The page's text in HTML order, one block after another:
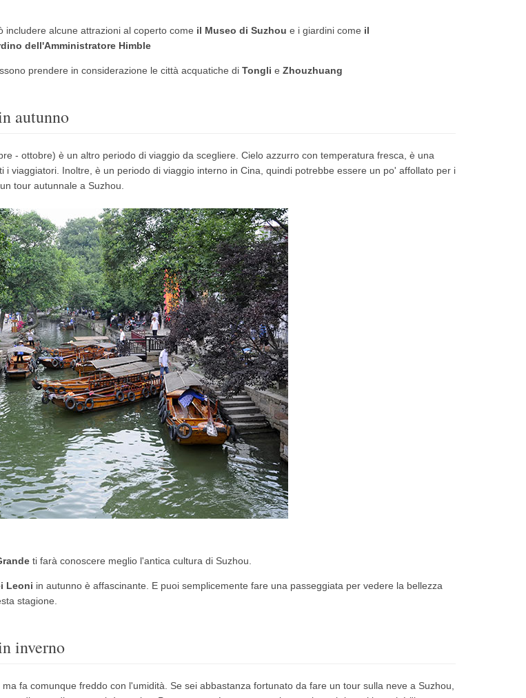
includere alcune attrazioni al coperto come il Museo di Suzhou e i giardini come il
dell'Amministratore Himble
prendere in considerazione le città acquatiche diTongli e Zhouzhuang
autunno
- ottobre) è un altro periodo di viaggio da scegliere. Cielo azzurro con temperatura fresca, è una
i viaggiatori. Inoltre, è un periodo di viaggio interno in Cina, quindi potrebbe essere un po' affollato per i
tour autunnale a Suzhou.
ti farà conoscere meglio l'antica cultura di Suzhou.
Leoni in autunno è affascinante. E puoi semplicemente fare una passeggiata per vedere la bellezza
stagione.
inverno
fa comunque freddo con l'umidità. Se sei abbastanza fortunato da fare un tour sulla neve a Suzhou,